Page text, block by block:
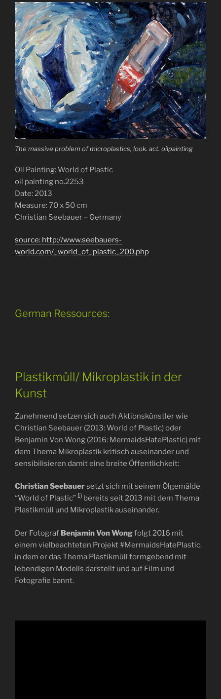
The massive problem of microplastics, look. act. oilpainting
Oil Painting: World of Plastic
oil painting no.2253
Date: 2013
Measure: 70 x 50 cm
Christian Seebauer – Germany
source: http://www.seebauers-
world.com/_world_of_plastic_200.php
German Ressources:
Plastikmüll/ Mikroplastik in der
Kunst
Zunehmend setzen sich auch Aktionskünstler wie
Christian Seebauer (2013: World of Plastic) oder
Benjamin Von Wong (2016: MermaidsHatePlastic) mit
dem Thema Mikroplastik kritisch auseinander und
sensibilisieren damit eine breite Öffentlichkeit:
Christian Seebauersetzt sich mit seinem Ölgemälde
“World of Plastic” 1) bereits seit 2013 mit dem Thema
Plastikmüll und Mikroplastik auseinander.
Der Fotograf Benjamin Von Wongfolgt 2016 mit
einem vielbeachteten Projekt #MermaidsHatePlastic,
in dem er das Thema Plastikmüll formgebend mit
lebendigen Modells darstellt und auf Film und
Fotografie bannt.